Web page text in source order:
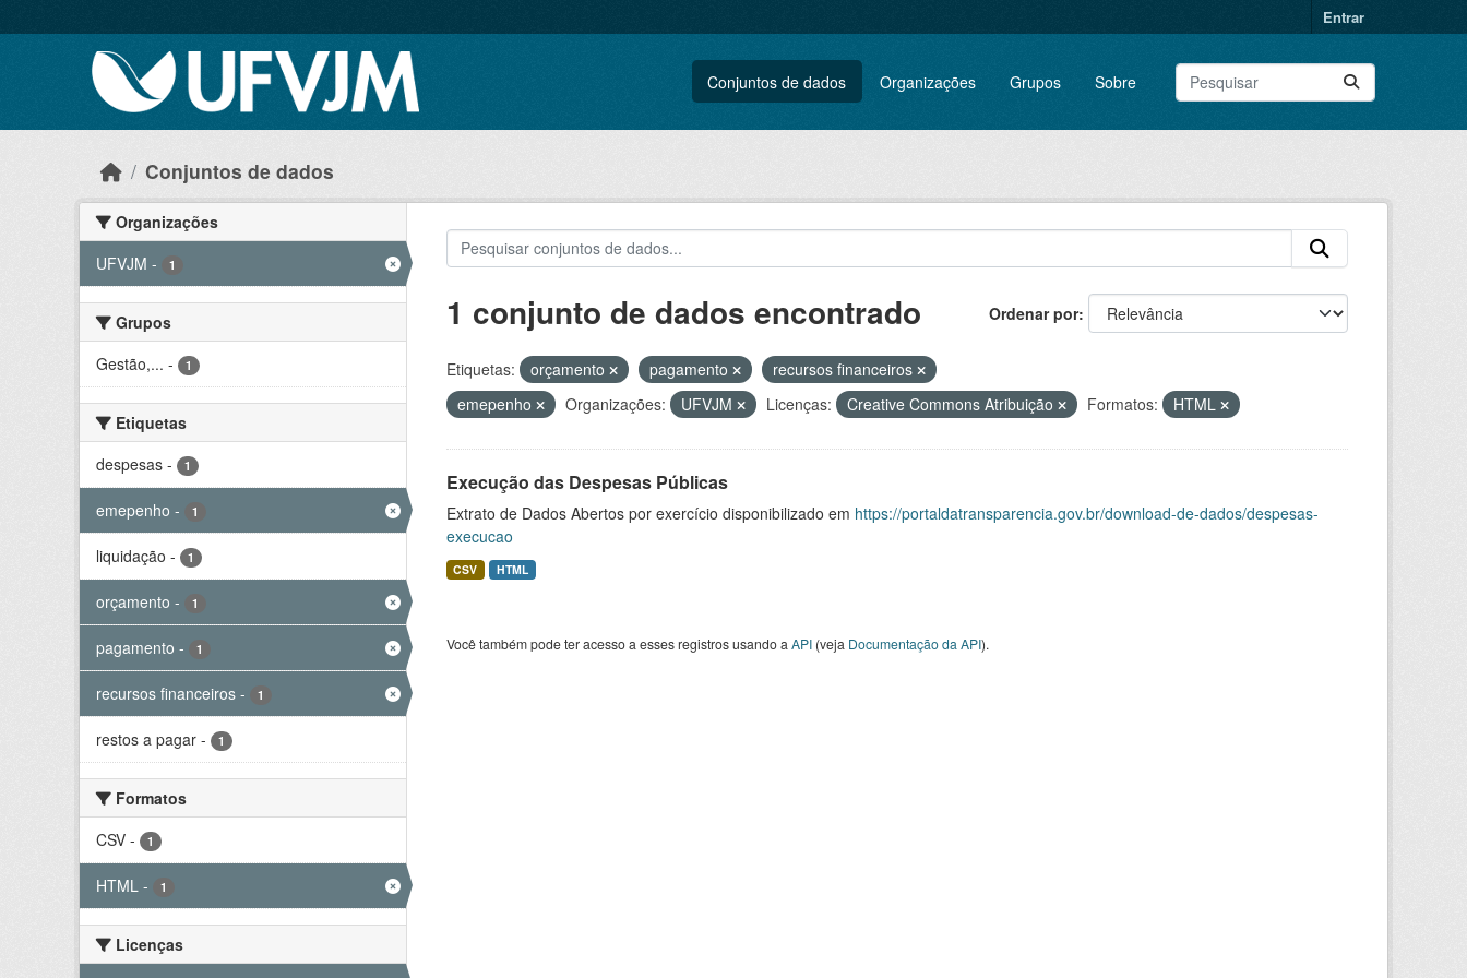
Entrar
Conjuntos de dados Organizações Grupos Sobre
Conjuntos de dados
Organizações
UFVJM - 1
Grupos
Gestão,... - 1
Etiquetas
despesas - 1
emepenho - 1
liquidação - 1
orçamento - 1
pagamento - 1
recursos financeiros - 1
restos a pagar - 1
Formatos
CSV - 1
HTML - 1
Licenças
Ordenar por
1 conjunto de dados encontrado
Etiquetas: orçamento pagamento
recursos financeiros
emepenho
Organizações: UFVJM Licenças: Creative Commons Atribuição Formatos: HTML
Execução das Despesas Públicas
Extrato de Dados Abertos por exercício disponibilizado em https://portaldatransparencia.gov.br/download-de-dados/despesas-
execucao
CSV HTML
Você também pode ter acesso a esses registros usando a API(veja Documentação da API).